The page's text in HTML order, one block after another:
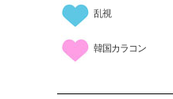
乱視
韓国カラコン